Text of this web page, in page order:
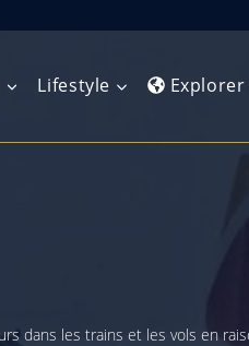
Lifestyle Explorer
Afrique de l’Est
dans les trains et les vols en